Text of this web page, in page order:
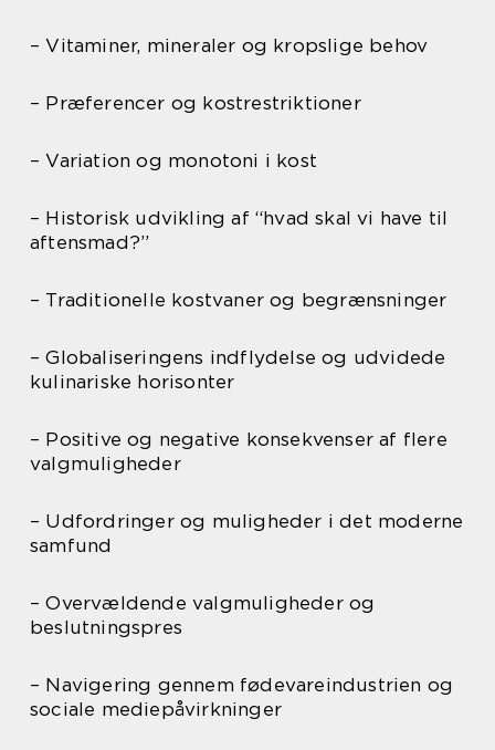
– Vitaminer, mineraler og kropslige behov
– Præferencer og kostrestriktioner
– Variation og monotoni i kost
– Historisk udvikling af “hvad skal vi have til
aftensmad?”
– Traditionelle kostvaner og begrænsninger
– Globaliseringens indflydelse og udvidede
kulinariske horisonter
– Positive og negative konsekvenser af flere
valgmuligheder
– Udfordringer og muligheder i det moderne
samfund
– Overvældende valgmuligheder og
beslutningspres
– Navigering gennem fødevareindustrien og
sociale mediepåvirkninger